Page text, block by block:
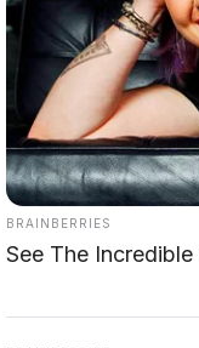
💬
"Mari kita pelajari
serupa, kelasnya,
tentu akan
— Yulong Chen,
BRAINBERRIES
See The